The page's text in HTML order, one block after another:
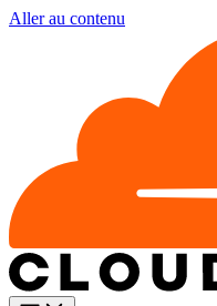
Aller au contenu